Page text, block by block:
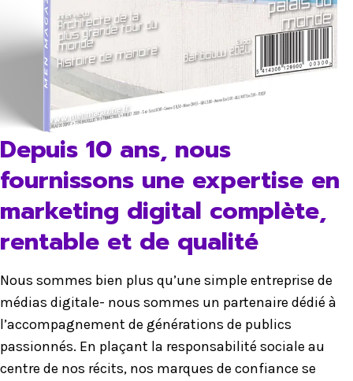
Depuis 10 ans, nous
fournissons une expertise en
marketing digital complète,
rentable et de qualité
Nous sommes bien plus qu’une simple entreprise de
médias digitale- nous sommes un partenaire dédié à
l’accompagnement de générations de publics
passionnés. En plaçant la responsabilité sociale au
centre de nos récits, nos marques de confiance se